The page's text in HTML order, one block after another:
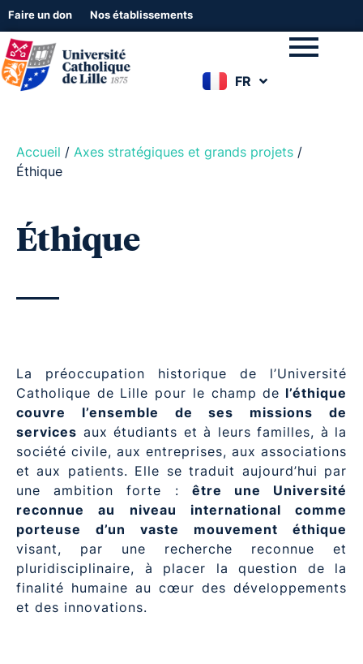
Faire un don Nos établissements
FR
EN
Accueil / Axes stratégiques et grands projets /
Éthique
Éthique
La préoccupation historique de l’Université
Catholique de Lille pour le champ de l’éthique
couvre l’ensemble de ses missions de
services aux étudiants et à leurs familles, à la
société civile, aux entreprises, aux associations
et aux patients. Elle se traduit aujourd’hui par
une ambition forte : être une Université
reconnue au niveau international comme
porteuse d’un vaste mouvement éthique
visant, par une recherche reconnue et
pluridisciplinaire, à placer la question de la
finalité humaine au cœur des développements
et des innovations.